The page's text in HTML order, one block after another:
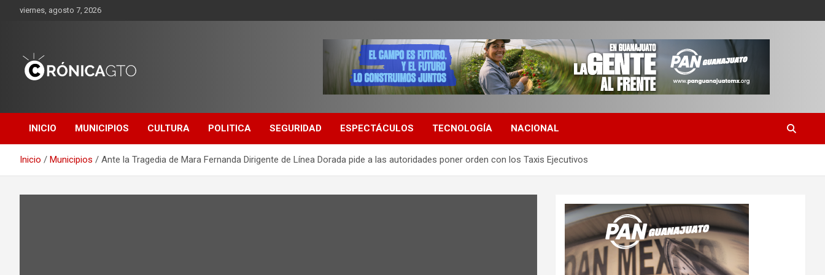
viernes, agosto 7, 2026
GUANAJUATO
INICIO MUNICIPIOS CULTURA POLITICA SEGURIDAD ESPECTÁCULOS TECNOLOGÍA NACIONAL
Inicio Municipios Ante la Tragedia de Mara Fernanda Dirigente de Línea Dorada pide a las autoridades poner orden con los Taxis Ejecutivos